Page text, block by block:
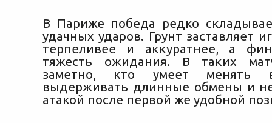
В Париже победа редко
удачных ударов. Грунт заставляет
терпеливее и аккуратнее, а
тяжесть ожидания. В таких
заметно, кто умеет менять
выдерживать длинные обмены и
атакой после первой же удобной